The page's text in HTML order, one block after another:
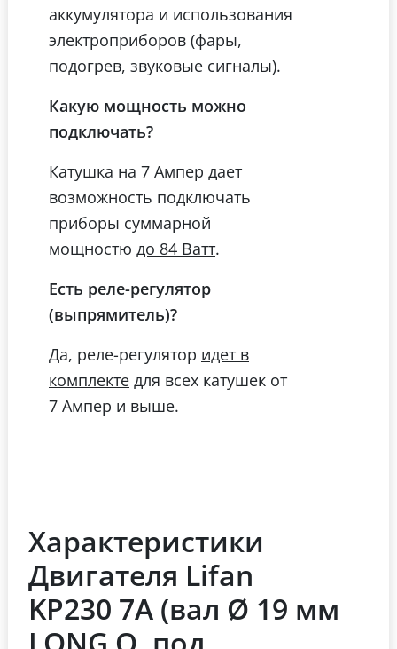
аккумулятора и использования
электроприборов (фары,
подогрев, звуковые сигналы).
Какую мощность можно
подключать?
Катушка на 7 Ампер дает
возможность подключать
приборы суммарной
мощностю до 84 Ватт.
Есть реле-регулятор
(выпрямитель)?
Да, реле-регулятор идет в
комплекте для всех катушек от
7 Ампер и выше.
Характеристики
Двигателя Lifan
KP230 7А (вал Ø 19 мм